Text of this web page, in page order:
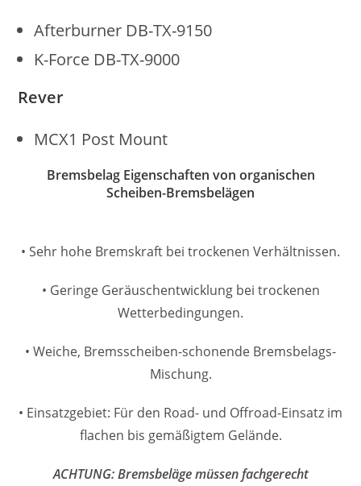
Afterburner DB-TX-9150
K-Force DB-TX-9000
Rever
MCX1 Post Mount
Bremsbelag Eigenschaften von organischen
Scheiben-Bremsbelägen
• Sehr hohe Bremskraft bei trockenen Verhältnissen.
• Geringe Geräuschentwicklung bei trockenen
Wetterbedingungen.
• Weiche, Bremsscheiben-schonende Bremsbelags-
Mischung.
• Einsatzgebiet: Für den Road- und Offroad-Einsatz im
flachen bis gemäßigtem Gelände.
ACHTUNG: Bremsbeläge müssen fachgerecht